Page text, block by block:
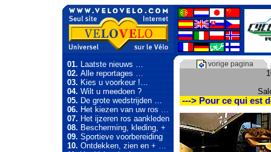
01.Laatste nieuws …
02.Alle reportages …
03.Kies u voorkeur !…
04.Wilt u meedoen ?
05.De grote wedstrijden …
06.Het kiezen van uw ros …
07.Het ijzeren ros aankleden
08.Bescherming, kleding, +
09.Sportieve voorbereiding
10.Ontdekken, zien en + …
vorige pagina
---> Pour ce qui est